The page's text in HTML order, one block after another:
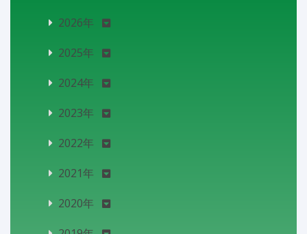
2026年
2025年
2024年
2023年
2022年
2021年
2020年